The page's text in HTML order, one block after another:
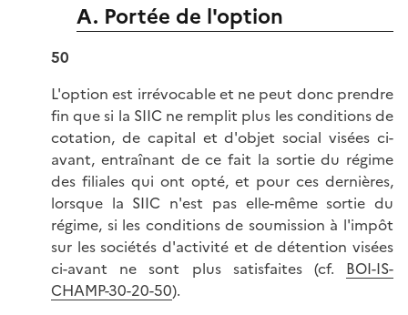
A. Portée de l'option
50
L'option est irrévocable et ne peut donc prendre
fin que si la SIIC ne remplit plus les conditions de
cotation, de capital et d'objet social visées ci-
avant, entraînant de ce fait la sortie du régime
des filiales qui ont opté, et pour ces dernières,
lorsque la SIIC n'est pas elle-même sortie du
régime, si les conditions de soumission à l'impôt
sur les sociétés d'activité et de détention visées
ci-avant ne sont plus satisfaites (cf. BOI-IS-
CHAMP-30-20-50).